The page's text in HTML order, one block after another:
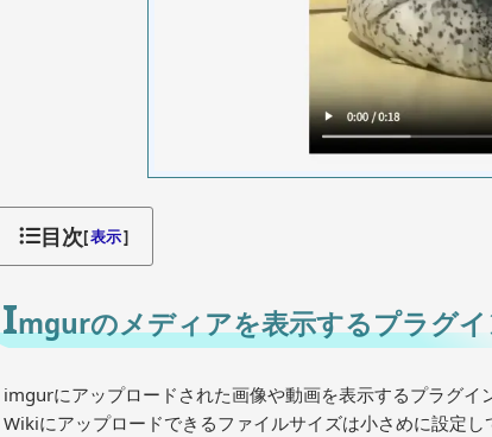
目次[表示]
Imgurのメディアを表示するプラグ
imgurにアップロードされた画像や動画を表示するプラグイ
Wikiにアップロードできるファイルサイズは小さめに設定し